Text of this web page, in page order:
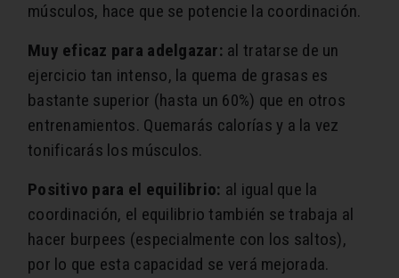
músculos, hace que se potencie la coordinación.
Muy eficaz para adelgazar: al tratarse de un
ejercicio tan intenso, la quema de grasas es
bastante superior (hasta un 60%) que en otros
entrenamientos. Quemarás calorías y a la vez
tonificarás los músculos.
Positivo para el equilibrio: al igual que la
coordinación, el equilibrio también se trabaja al
hacer burpees (especialmente con los saltos),
por lo que esta capacidad se verá mejorada.